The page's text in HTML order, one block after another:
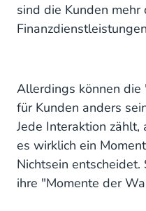
sind die Kunden mehr
Allerdings können
für Kunden anders
Jede Interaktion
es wirklich ein
Nichtsein
ihre "Momente der